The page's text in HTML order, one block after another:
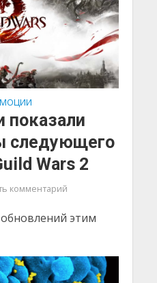
показали
следующего
Wars 2
комментарий
этим